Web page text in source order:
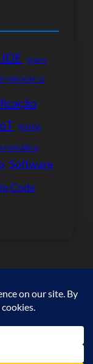
botões
WROOM-32
KS0066
Software
Code